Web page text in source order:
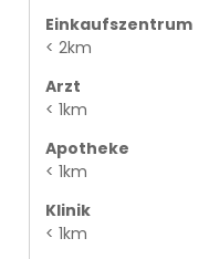
Einkaufszentrum
< 2km
Arzt
< 1km
Apotheke
< 1km
Klinik
< 1km